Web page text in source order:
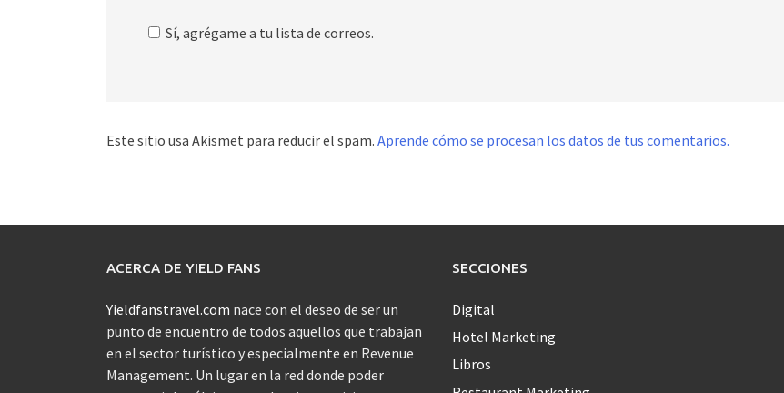
Sí, agrégame a tu lista de correos.
Este sitio usa Akismet para reducir el spam. Aprende cómo se procesan los datos de tus comentarios.
ACERCA DE YIELD FANS
Yieldfanstravel.com nace con el deseo de ser un
punto de encuentro de todos aquellos que trabajan
en el sector turístico y especialmente en Revenue
Management. Un lugar en la red donde poder
SECCIONES
Digital
Hotel Marketing
Libros